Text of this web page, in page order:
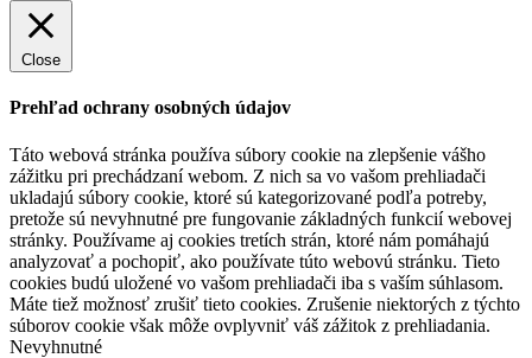
Close
Prehľad ochrany osobných údajov
Táto webová stránka používa súbory cookie na zlepšenie vášho
zážitku pri prechádzaní webom. Z nich sa vo vašom prehliadači
ukladajú súbory cookie, ktoré sú kategorizované podľa potreby,
pretože sú nevyhnutné pre fungovanie základných funkcií webovej
stránky. Používame aj cookies tretích strán, ktoré nám pomáhajú
analyzovať a pochopiť, ako používate túto webovú stránku. Tieto
cookies budú uložené vo vašom prehliadači iba s vaším súhlasom.
Máte tiež možnosť zrušiť tieto cookies. Zrušenie niektorých z týchto
súborov cookie však môže ovplyvniť váš zážitok z prehliadania.
Nevyhnutné